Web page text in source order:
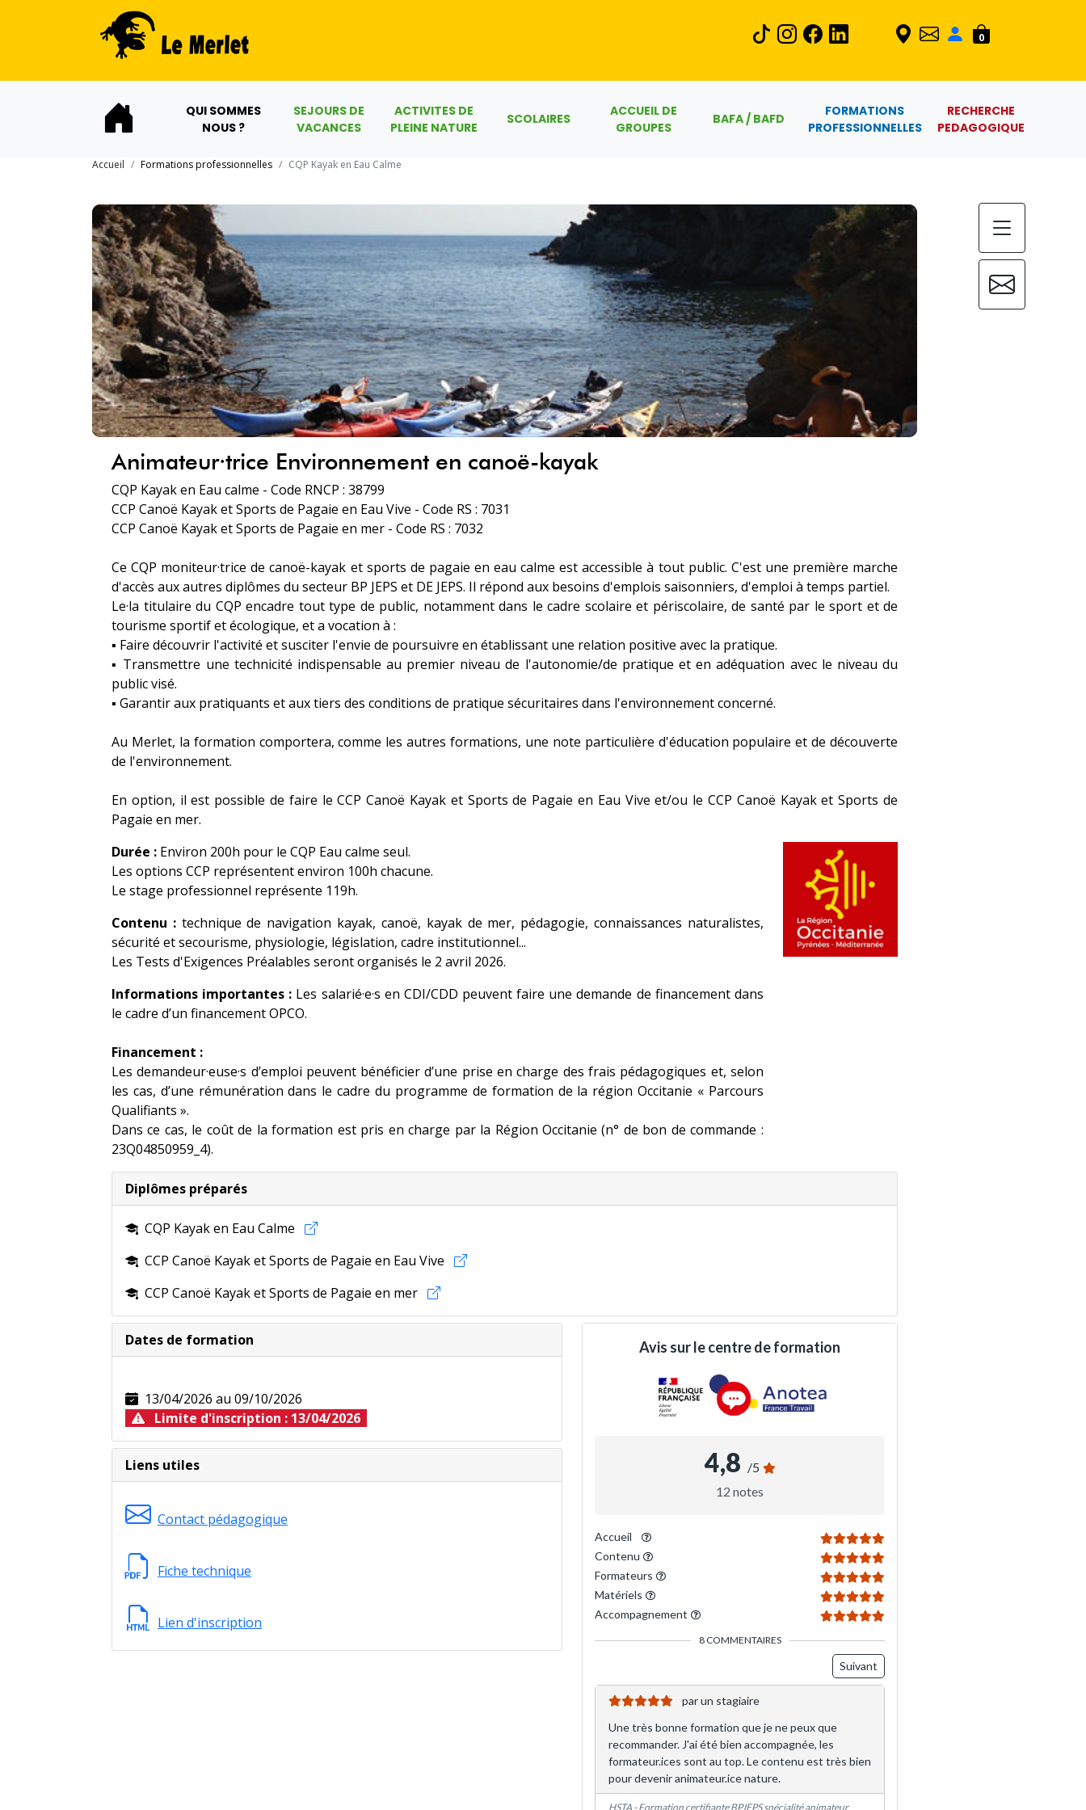
0
QUI SOMMES
NOUS ?
SEJOURS DE
VACANCES
ACTIVITES DE
PLEINE NATURE
SCOLAIRES
ACCUEIL DE
GROUPES
BAFA / BAFD
FORMATIONS
PROFESSIONNELLES
RECHERCHE
PEDAGOGIQUE
Accueil Formations professionnelles CQP Kayak en Eau Calme
Animateur·trice Environnement en canoë-kayak
CQP Kayak en Eau calme - Code RNCP : 38799
CCP Canoë Kayak et Sports de Pagaie en Eau Vive - Code RS : 7031
CCP Canoë Kayak et Sports de Pagaie en mer - Code RS : 7032
Ce CQP moniteur·trice de canoë-kayak et sports de pagaie en eau calme est accessible à tout public. C'est une première marche
d'accès aux autres diplômes du secteur BP JEPS et DE JEPS. Il répond aux besoins d'emplois saisonniers, d'emploi à temps partiel.
Le·la titulaire du CQP encadre tout type de public, notamment dans le cadre scolaire et périscolaire, de santé par le sport et de
tourisme sportif et écologique, et a vocation à :
▪ Faire découvrir l'activité et susciter l'envie de poursuivre en établissant une relation positive avec la pratique.
▪ Transmettre une technicité indispensable au premier niveau de l'autonomie/de pratique et en adéquation avec le niveau du
public visé.
▪ Garantir aux pratiquants et aux tiers des conditions de pratique sécuritaires dans l'environnement concerné.
Au Merlet, la formation comportera, comme les autres formations, une note particulière d'éducation populaire et de découverte
de l'environnement.
En option, il est possible de faire le CCP Canoë Kayak et Sports de Pagaie en Eau Vive et/ou le CCP Canoë Kayak et Sports de
Pagaie en mer.
Durée : Environ 200h pour le CQP Eau calme seul.
Les options CCP représentent environ 100h chacune.
Le stage professionnel représente 119h.
Contenu :technique de navigation kayak, canoë, kayak de mer, pédagogie, connaissances naturalistes,
sécurité et secourisme, physiologie, législation, cadre institutionnel...
Les Tests d'Exigences Préalables seront organisés le 2 avril 2026.
Informations importantes : Les salarié·e·s en CDI/CDD peuvent faire une demande de financement dans
le cadre d’un financement OPCO.
Financement :
Les demandeur·euse·s d’emploi peuvent bénéficier d’une prise en charge des frais pédagogiques et, selon
les cas, d’une rémunération dans le cadre du programme de formation de la région Occitanie « Parcours
Qualifiants ».
Dans ce cas, le coût de la formation est pris en charge par la Région Occitanie (n° de bon de commande :
23Q04850959_4).
Diplômes préparés
CQP Kayak en Eau Calme
CCP Canoë Kayak et Sports de Pagaie en Eau Vive
CCP Canoë Kayak et Sports de Pagaie en mer
Nouveau pour 2024 !
Le
, un BPJEPS en alternance spécialement conçu pour l’apprentissage.
Plus d'infornations sur lafiche technique à présenter aux employeurs.
Dates de formation
13/04/2026 au 09/10/2026
Limite d'inscription : 13/04/2026
Lieu de formation
Liens utiles
Contact pédagogique
Fiche technique
Lien d'inscription